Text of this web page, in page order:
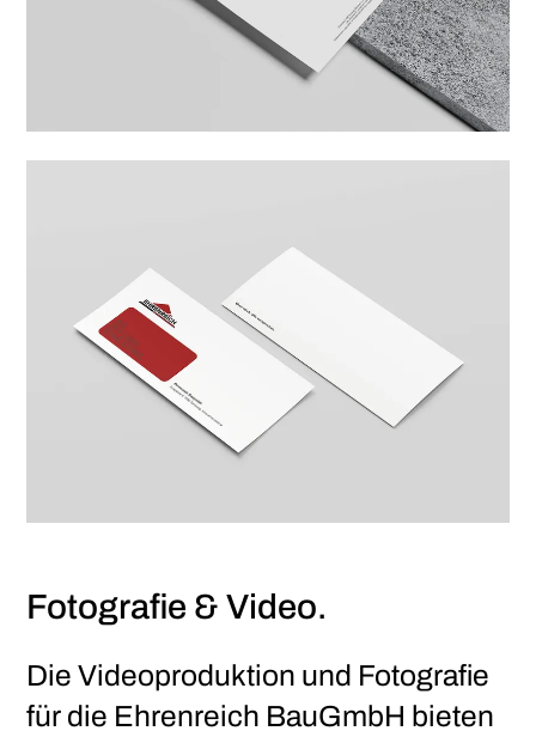
Fotografie & Video.
Die Videoproduktion und Fotografie
für die Ehrenreich BauGmbH bieten